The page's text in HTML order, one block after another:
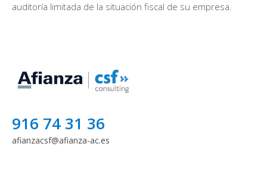
auditoría limitada de la situación fiscal de su empresa.
916 74 31 36
afianzacsf@afianza-ac.es